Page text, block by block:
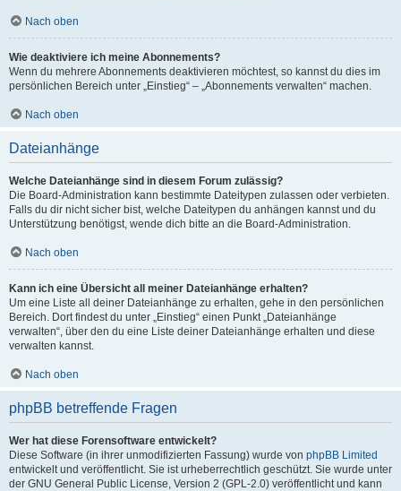
Nach oben
Wie deaktiviere ich meine Abonnements?
Wenn du mehrere Abonnements deaktivieren möchtest, so kannst du dies im
persönlichen Bereich unter „Einstieg“ – „Abonnements verwalten“ machen.
Nach oben
Dateianhänge
Welche Dateianhänge sind in diesem Forum zulässig?
Die Board-Administration kann bestimmte Dateitypen zulassen oder verbieten.
Falls du dir nicht sicher bist, welche Dateitypen du anhängen kannst und du
Unterstützung benötigst, wende dich bitte an die Board-Administration.
Nach oben
Kann ich eine Übersicht all meiner Dateianhänge erhalten?
Um eine Liste all deiner Dateianhänge zu erhalten, gehe in den persönlichen
Bereich. Dort findest du unter „Einstieg“ einen Punkt „Dateianhänge
verwalten“, über den du eine Liste deiner Dateianhänge erhalten und diese
verwalten kannst.
Nach oben
phpBB betreffende Fragen
Wer hat diese Forensoftware entwickelt?
Diese Software (in ihrer unmodifizierten Fassung) wurde von phpBB Limited
entwickelt und veröffentlicht. Sie ist urheberrechtlich geschützt. Sie wurde unter
der GNU General Public License, Version 2 (GPL-2.0) veröffentlicht und kann